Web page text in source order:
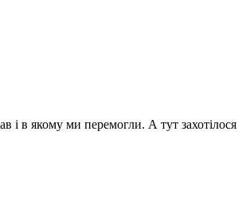
і в якому ми перемогли. А тут захотілося